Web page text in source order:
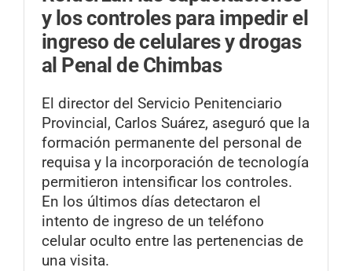
y los controles para impedir el
ingreso de celulares y drogas
al Penal de Chimbas
El director del Servicio Penitenciario
Provincial, Carlos Suárez, aseguró que la
formación permanente del personal de
requisa y la incorporación de tecnología
permitieron intensificar los controles.
En los últimos días detectaron el
intento de ingreso de un teléfono
celular oculto entre las pertenencias de
una visita.